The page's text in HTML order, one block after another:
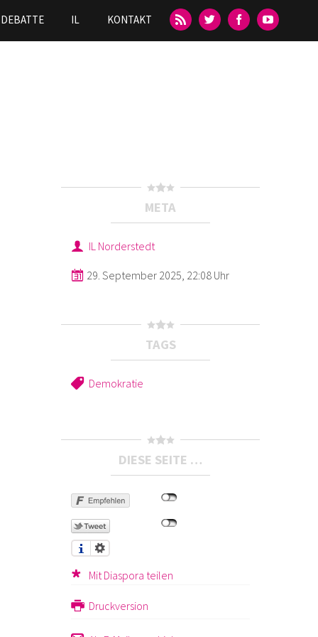
DEBATTE IL KONTAKT
META
IL Norderstedt
29. September 2025, 22:08 Uhr
TAGS
Demokratie
DIESE SEITE …
Mit Diaspora teilen
Druckversion